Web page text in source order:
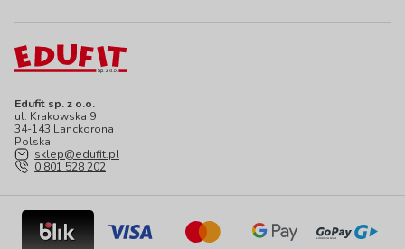
Edufit sp. z o.o.
ul. Krakowska 9
34-143 Lanckorona
Polska
sklep@edufit.pl
0 801 528 202